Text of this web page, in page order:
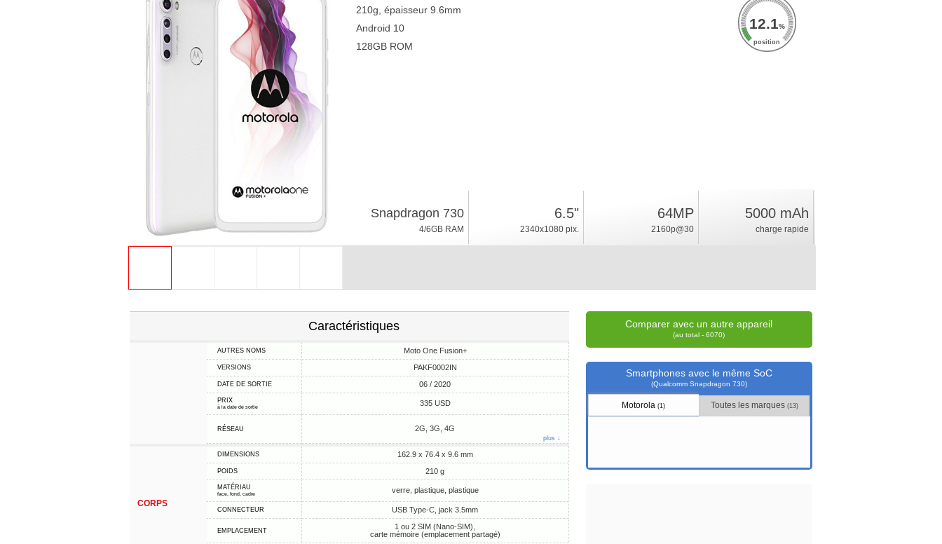
210g, épaisseur 9.6mm
Android 10
128GB ROM
12.1%
position
Snapdragon 730
4/6GB RAM
6.5"
2340x1080 pix.
64MP
2160p@30
5000 mAh
charge rapide
Caractéristiques
AUTRES NOMS Moto One Fusion+
VERSIONS PAKF0002IN
DATE DE SORTIE 06 / 2020
PRIX
à la date de sortie 335 USD
RÉSEAU 2G, 3G, 4G
plus ↓
CORPS
DIMENSIONS 162.9 x 76.4 x 9.6 mm
POIDS 210 g
MATÉRIAU
face, fond, cadre verre, plastique, plastique
CONNECTEUR USB Type-C, jack 3.5mm
EMPLACEMENT
1 ou 2 SIM (Nano-SIM),
carte mémoire (emplacement partagé)
Comparer avec un autre appareil
(au total - 6070)
Smartphones avec le même SoC
(Qualcomm Snapdragon 730)
Motorola(1) Toutes les marques (13)